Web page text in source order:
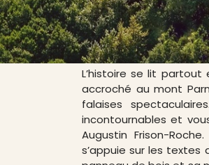
VOYAGE ÉVÉNEMENT
L’histoire se lit
accroché au mont
falaises
incontournables et
Augustin Frison-
s’appuie sur les textes